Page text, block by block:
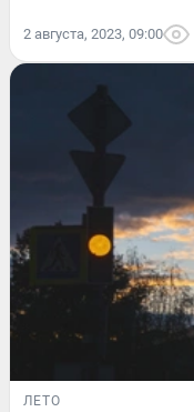
2 августа, 2023, 09:00
ЛЕТО